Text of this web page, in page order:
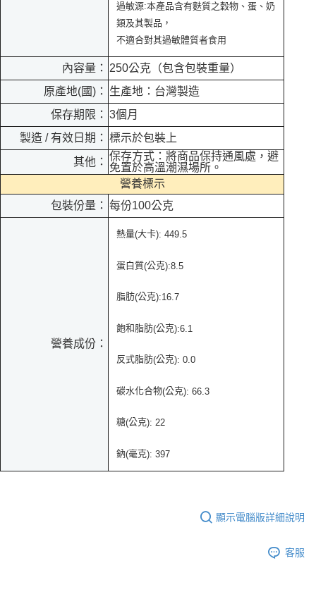
過敏源:本產品含有麩質之穀物、蛋、奶
類及其製品，
不適合對其過敏體質者食用
內容量：
250公克（包含包裝重量）
原產地(國)：
生產地：台灣製造
保存期限： 3個月
製造 / 有效日期： 標示於包裝上
其他： 保存方式：將商品保持通風處，避
免置於高溫潮濕場所。
營養標示
包裝份量： 每份100公克
營養成份：
熱量(大卡): 449.5
蛋白質(公克):8.5
脂肪(公克):16.7
飽和脂肪(公克):6.1
反式脂肪(公克): 0.0
碳水化合物(公克): 66.3
糖(公克): 22
鈉(毫克): 397
顯示電腦版詳細說明
客服